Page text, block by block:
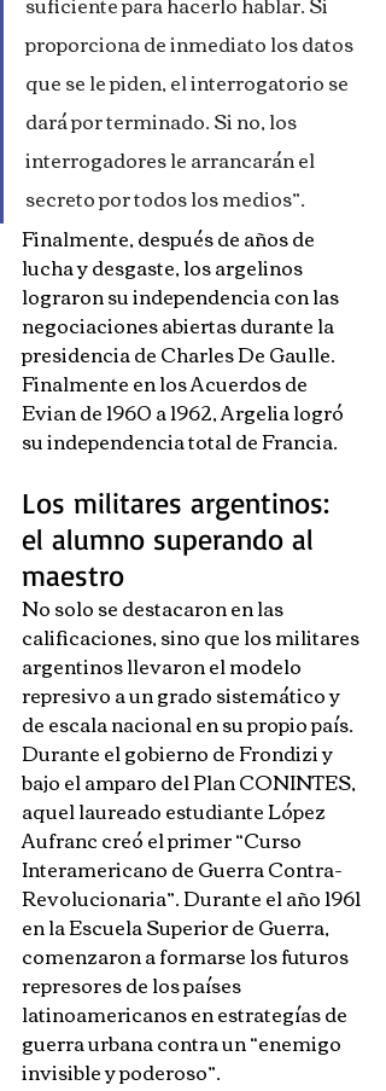
proporciona de inmediato los datos
que se le piden, el interrogatorio se
dará por terminado. Si no, los
interrogadores le arrancarán el
secreto por todos los medios”.
Finalmente, después de años de
lucha y desgaste, los argelinos
lograron su independencia con las
negociaciones abiertas durante la
presidencia de Charles De Gaulle.
Finalmente en los Acuerdos de
Evian de 1960 a 1962, Argelia logró
su independencia total de Francia.
Los militares argentinos:
el alumno superando al
maestro
No solo se destacaron en las
calificaciones, sino que los militares
argentinos llevaron el modelo
represivo a un grado sistemático y
de escala nacional en su propio país.
Durante el gobierno de Frondizi y
bajo el amparo del Plan CONINTES,
aquel laureado estudiante López
Aufranc creó el primer “Curso
Interamericano de Guerra Contra-
Revolucionaria”. Durante el año 1961
en la Escuela Superior de Guerra,
comenzaron a formarse los futuros
represores de los países
latinoamericanos en estrategías de
guerra urbana contra un “enemigo
invisible y poderoso”.